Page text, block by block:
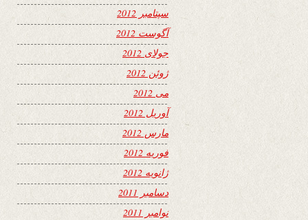
سپتامبر 2012
آگوست 2012
جولای 2012
ژوئن 2012
می 2012
آوریل 2012
مارس 2012
فوریه 2012
ژانویه 2012
دسامبر 2011
نوامبر 2011